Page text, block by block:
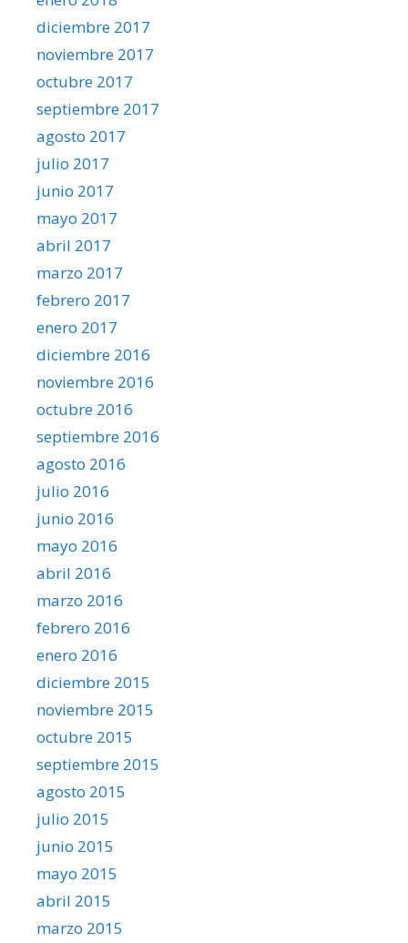
diciembre 2017
noviembre 2017
octubre 2017
septiembre 2017
agosto 2017
julio 2017
junio 2017
mayo 2017
abril 2017
marzo 2017
febrero 2017
enero 2017
diciembre 2016
noviembre 2016
octubre 2016
septiembre 2016
agosto 2016
julio 2016
junio 2016
mayo 2016
abril 2016
marzo 2016
febrero 2016
enero 2016
diciembre 2015
noviembre 2015
octubre 2015
septiembre 2015
agosto 2015
julio 2015
junio 2015
mayo 2015
abril 2015
marzo 2015